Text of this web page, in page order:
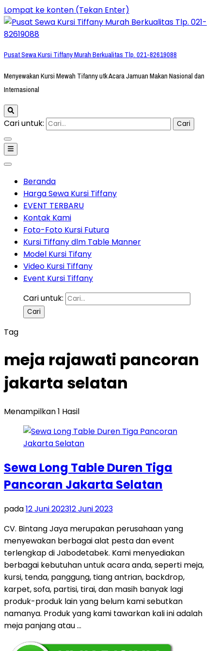
Lompat ke konten (Tekan Enter)
Pusat Sewa Kursi Tiffany Murah Berkualitas Tlp. 021-82619088
Menyewakan Kursi Mewah Tifanny utk Acara Jamuan Makan Nasional dan
Internasional
Cari untuk:
Beranda
Harga Sewa Kursi Tiffany
EVENT TERBARU
Kontak Kami
Foto-Foto Kursi Futura
Kursi Tiffany dlm Table Manner
Model Kursi Tifany
Video Kursi Tiffany
Event Kursi Tiffany
Cari untuk:
Tag
meja rajawati pancoran
jakarta selatan
Menampilkan 1 Hasil
Sewa Long Table Duren Tiga
Pancoran Jakarta Selatan
pada12 Juni 202312 Juni 2023
CV. Bintang Jaya merupakan perusahaan yang
menyewakan berbagai alat pesta dan event
terlengkap di Jabodetabek. Kami menyediakan
berbagai kebutuhan untuk acara anda, seperti meja,
kursi, tenda, panggung, tiang antrian, backdrop,
karpet, sofa, partisi, tirai, dan masih banyak lagi
produk-produk lain yang belum kami sebutkan
namanya. Produk yang kami tawarkan kali ini adalah
meja panjang atau …